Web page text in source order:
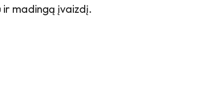
madingą įvaizdį.